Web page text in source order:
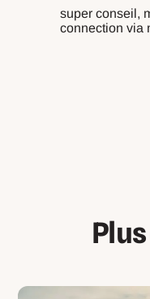
super conseil,
connection via